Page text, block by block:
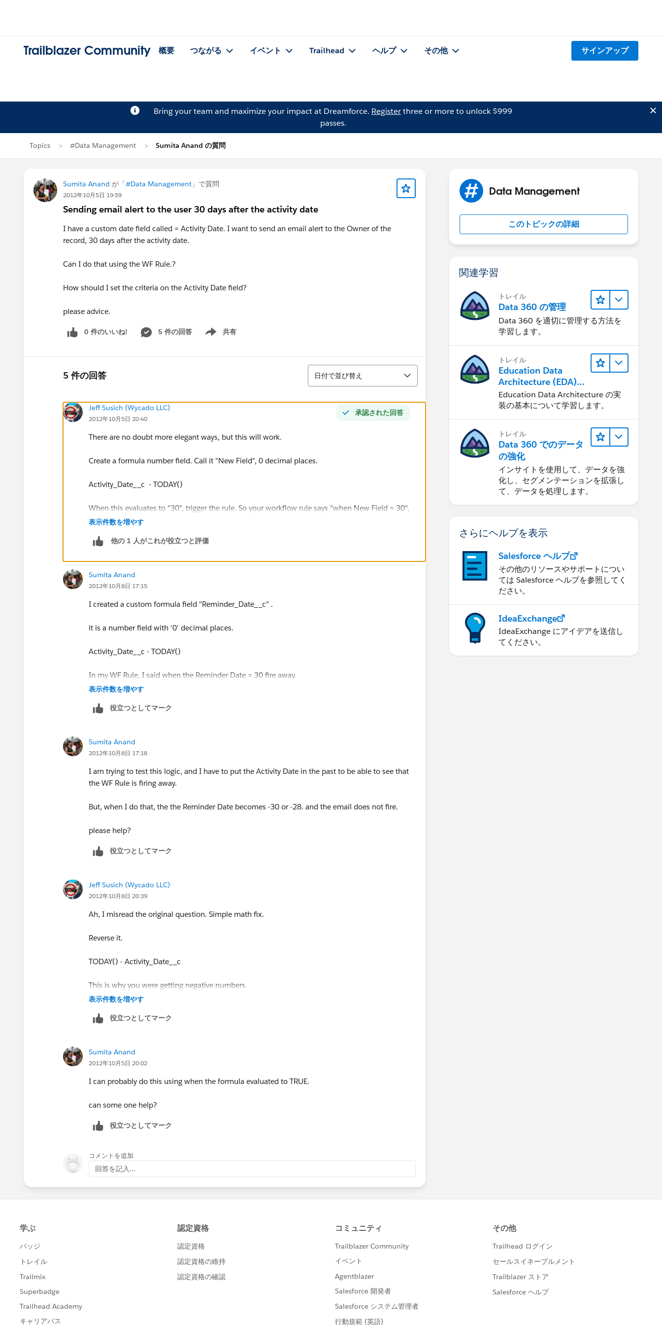
Trailblazer Community 概要 つながる イベント Trailhead ヘルプ その他 サインアップ
Bring your team and maximize your impact at Dreamforce. Registerthree or more to unlock $999
passes.
Topics #Data Management Sumita Anand の質問
Sumita Anand が「#Data Management 」で質問
2012年10月5日 19:59
Sending email alert to the user 30 days after the activity date
I have a custom date field called = Activity Date. I want to send an email alert to the Owner of the
record, 30 days after the activity date.
Can I do that using the WF Rule.?
How should I set the criteria on the Activity Date field?
please advice.
0 件のいいね! 5 件の回答 共有
Show menu
5 件の回答
並び替え
日付で並び替え
承認された回答
Jeff Susich (Wycado LLC)
2012年10月5日 20:40
There are no doubt more elegant ways, but this will work.
Create a formula number field. Call it "New Field", 0 decimal places.
Activity_Date__c - TODAY()
When this evaluates to "30", trigger the rule. So your workflow rule says "when New Field = 30",
fire away.
表示件数を増やす
他の 1 人がこれが役立つと評価
Sumita Anand
2012年10月8日 17:15
I created a custom formula field "Reminder_Date__c" .
it is a number field with '0' decimal places.
Activity_Date__c - TODAY()
In my WF Rule, I said when the Reminder Date = 30 fire away.
becomes -30.
How do I get the email to fire away?
表示件数を増やす
役立つとしてマーク
Sumita Anand
2012年10月8日 17:18
I am trying to test this logic, and I have to put the Activity Date in the past to be able to see that
the WF Rule is firing away.
But, when I do that, the the Reminder Date becomes -30 or -28. and the email does not fire.
please help?
役立つとしてマーク
Jeff Susich (Wycado LLC)
2012年10月8日 20:39
Ah, I misread the original question. Simple math fix.
Reverse it.
TODAY() - Activity_Date__c
This is why you were getting negative numbers.
表示件数を増やす
役立つとしてマーク
Sumita Anand
2012年10月5日 20:02
I can probably do this using when the formula evaluated to TRUE.
can some one help?
役立つとしてマーク
コメントを追加
回答を記入...
Data Management
このトピックの詳細
関連学習
トレイル
Data 360 の管理
Data 360 を適切に管理する方法を
学習します。
トレイル
Education Data
Architecture (EDA)
の管理
Education Data Architecture の実
装の基本について学習します。
トレイル
Data 360 でのデータ
の強化
インサイトを使用して、データを強
化し、セグメンテーションを拡張し
て、データを処理します。
さらにヘルプを表示
Salesforce ヘルプ
その他のリソースやサポートについ
ては Salesforce ヘルプを参照してく
ださい。
IdeaExchange
IdeaExchange にアイデアを送信し
てください。